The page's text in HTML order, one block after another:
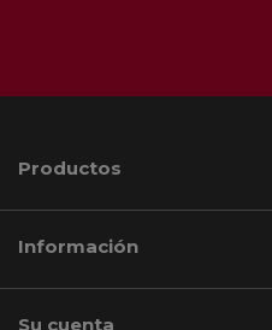
Productos
Información
Su cuenta